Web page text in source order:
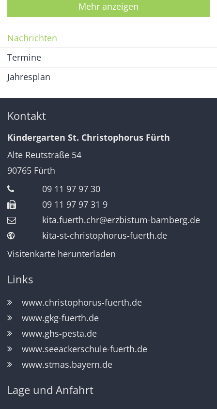
Mehr anzeigen
Nachrichten
Termine
Jahresplan
Kontakt
Kindergarten St. Christophorus Fürth
Alte Reutstraße 54
90765 Fürth
09 11 97 97 30
09 11 97 97 31 9
kita.fuerth.chr@erzbistum-bamberg.de
kita-st-christophorus-fuerth.de
Visitenkarte herunterladen
Links
www.christophorus-fuerth.de
www.gkg-fuerth.de
www.ghs-pesta.de
www.seeackerschule-fuerth.de
www.stmas.bayern.de
Lage und Anfahrt